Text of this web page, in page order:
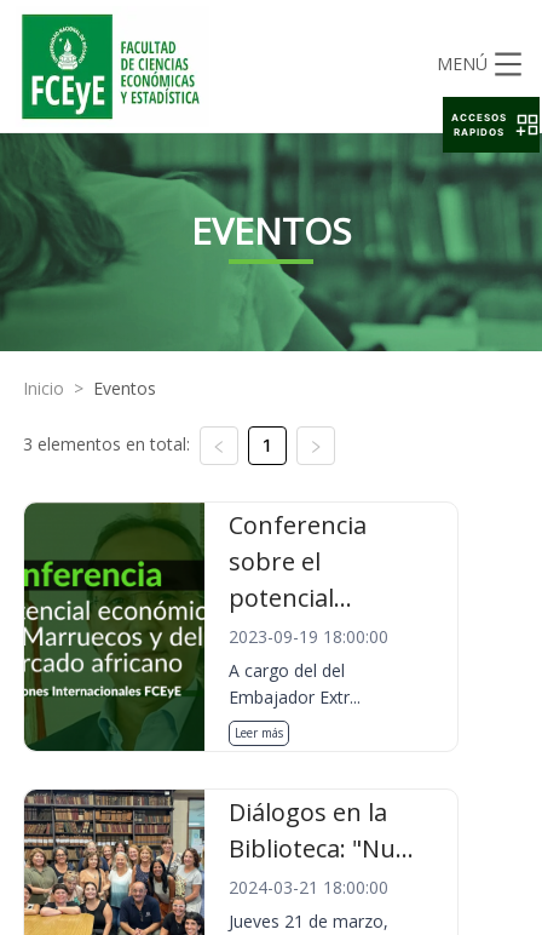
MENÚ
EVENTOS
Inicio > Eventos
3 elementos en total: 1
Conferencia
sobre el
potencial...
2023-09-19 18:00:00
A cargo del del
Embajador Extr...
Leer más
Diálogos en la
Biblioteca: "Nu...
2024-03-21 18:00:00
Jueves 21 de marzo,
ACCESOS
RAPIDOS